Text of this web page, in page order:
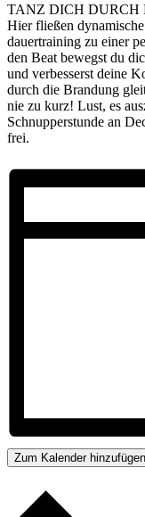
TANZ DICH DURCH
Hier fließen
dauer­training zu einer
den Beat be­wegst du
und ver­besserst deine
durch die Bran­dung
nie zu kurz! Lust, es
Schnupper­stunde an
frei.
Zum Kalender hinzufügen